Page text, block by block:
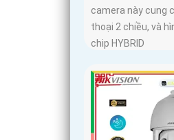
camera này cung
thoại 2 chiều, và
chip HYBRID